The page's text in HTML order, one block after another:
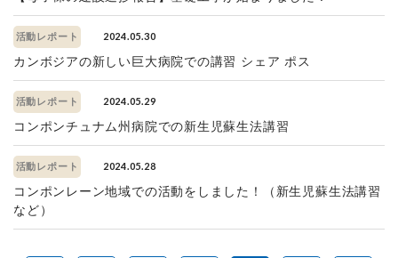
活動レポート 2024.05.30
カンボジアの新しい巨大病院での講習 シェア ポス
活動レポート 2024.05.29
コンポンチュナム州病院での新生児蘇生法講習
活動レポート 2024.05.28
コンポンレーン地域での活動をしました！（新生児蘇生法講習
など）